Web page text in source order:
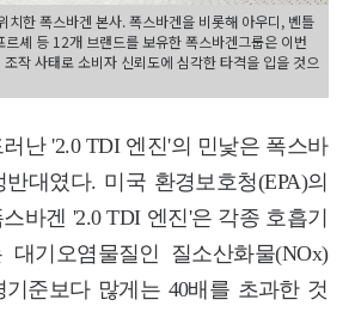
한 폭스바겐 본사. 폭스바겐을 비롯해 아우디, 벤틀
르셰 등 12개 브랜드를 보유한 폭스바겐그룹은 이번
작 사태로 소비자 신뢰도에 심각한 타격을 입을 것으
난 '2.0 TDI 엔진'의 민낯은 폭스바
대였다. 미국 환경보호청(EPA)의
바겐 '2.0 TDI 엔진'은 각종 호흡기
대기오염물질인 질소산화물(NOx)
준보다 많게는 40배를 초과한 것